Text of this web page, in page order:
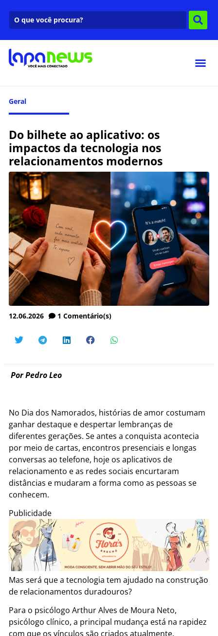
Geral
Do bilhete ao aplicativo: os
impactos da tecnologia nos
relacionamentos modernos
12.06.2026 1 Comentário(s)
Por Pedro Leo
No Dia dos Namorados, histórias de amor costumam
ganhar destaque e despertar lembranças de
diferentes gerações. Se antes a conquista acontecia
por meio de cartas, encontros presenciais e longas
conversas ao telefone, hoje os aplicativos de
relacionamento e as redes sociais encurtaram
distâncias e mudaram a forma como as pessoas se
conhecem.
Publicidade
Mas será que a tecnologia tem ajudado na construção
de relacionamentos duradouros?
Para o psicólogo Arthur Alves de Moura Neto,
psicólogo clínico, a principal mudança está na rapidez
com que os vínculos são criados atualmente.